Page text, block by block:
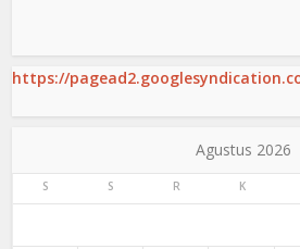
https://
Agustus 2026
S S R K